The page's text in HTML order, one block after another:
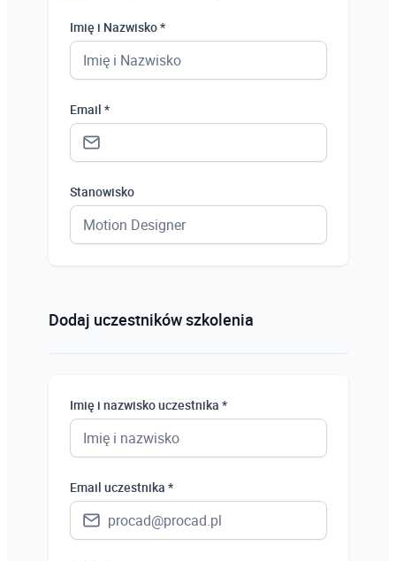
Imię i Nazwisko *
Email *
Stanowisko
Dodaj uczestników szkolenia
Imię i nazwisko uczestnika *
Email uczestnika *
Uczeń
Bezrobotny